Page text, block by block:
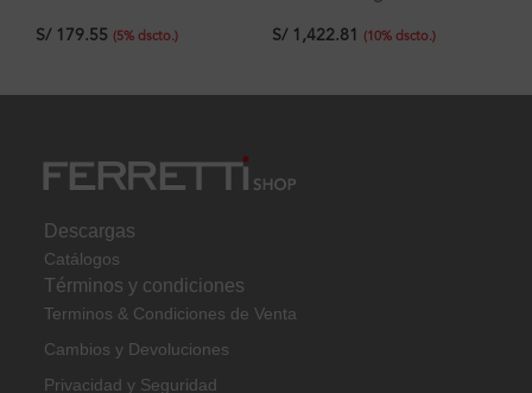
S/179.55 (5% dscto.)
cm
S/1,422.81 (10% dscto.)
Descargas
Catálogos
Términos y condiciones
Terminos & Condiciones de Venta
Cambios y Devoluciones
Privacidad y Seguridad